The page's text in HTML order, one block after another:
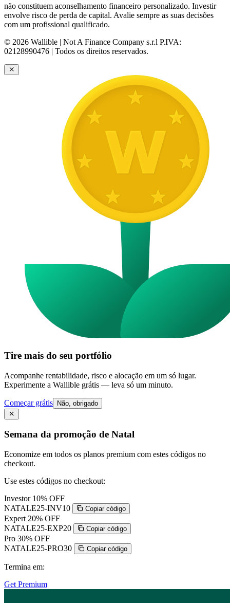
não constituem aconselhamento financeiro personalizado. Investir
envolve risco de perda de capital. Avalie sempre as suas decisões
com um profissional qualificado.
© 2026 Wallible | Not A Finance Company s.r.l P.IVA:
02128990476 | Todos os direitos reservados.
Tire mais do seu portfólio
Acompanhe rentabilidade, risco e alocação em um só lugar.
Experimente a Wallible grátis — leva só um minuto.
Começar grátis Não, obrigado
Semana da promoção de Natal
Economize em todos os planos premium com estes códigos no
checkout.
Use estes códigos no checkout:
Investor 10% OFF
NATALE25-INV10
Copiar código
Expert 20% OFF
NATALE25-EXP20
Copiar código
Pro 30% OFF
NATALE25-PRO30
Copiar código
Termina em:
Get Premium